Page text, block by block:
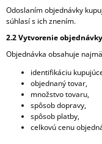
Odoslaním objednávky
súhlasí s ich znením.
2.2 Vytvorenie objednávky
Objednávka obsahuje
identifikáciu
objednaný tovar,
množstvo tovaru,
spôsob dopravy,
spôsob platby,
celkovú cenu